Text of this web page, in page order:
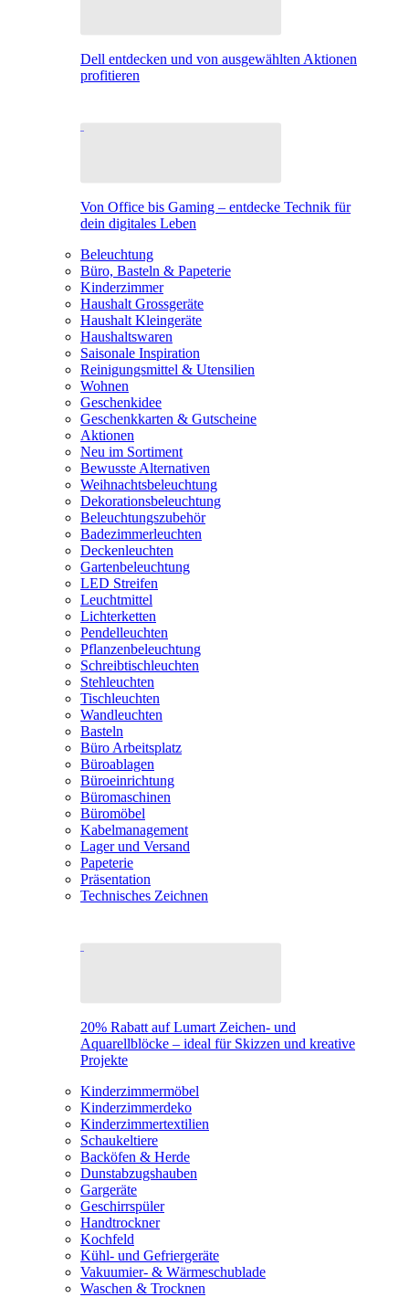
Dell entdecken und von ausgewählten Aktionen
profitieren
Von Office bis Gaming – entdecke Technik für
dein digitales Leben
Beleuchtung
Büro, Basteln & Papeterie
Kinderzimmer
Haushalt Grossgeräte
Haushalt Kleingeräte
Haushaltswaren
Saisonale Inspiration
Reinigungsmittel & Utensilien
Wohnen
Geschenkidee
Geschenkkarten & Gutscheine
Aktionen
Neu im Sortiment
Bewusste Alternativen
Weihnachtsbeleuchtung
Dekorationsbeleuchtung
Beleuchtungszubehör
Badezimmerleuchten
Deckenleuchten
Gartenbeleuchtung
LED Streifen
Leuchtmittel
Lichterketten
Pendelleuchten
Pflanzenbeleuchtung
Schreibtischleuchten
Stehleuchten
Tischleuchten
Wandleuchten
Basteln
Büro Arbeitsplatz
Büroablagen
Büroeinrichtung
Büromaschinen
Büromöbel
Kabelmanagement
Lager und Versand
Papeterie
Präsentation
Technisches Zeichnen
20% Rabatt auf Lumart Zeichen- und
Aquarellblöcke – ideal für Skizzen und kreative
Projekte
Kinderzimmermöbel
Kinderzimmerdeko
Kinderzimmertextilien
Schaukeltiere
Backöfen & Herde
Dunstabzugshauben
Gargeräte
Geschirrspüler
Handtrockner
Kochfeld
Kühl- und Gefriergeräte
Vakuumier- & Wärmeschublade
Waschen & Trocknen